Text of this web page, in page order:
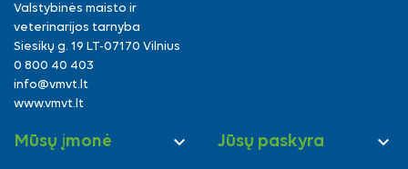
Valstybinės maisto ir
veterinarijos tarnyba
Siesikų g. 19 LT-07170 Vilnius
0 800 40 403
info@vmvt.lt
www.vmvt.lt
Mūsų įmonė  Jūsų paskyra 